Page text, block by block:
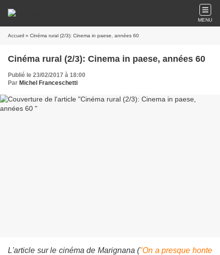
MENU
Accueil » Cinéma rural (2/3): Cinema in paese, années 60
Cinéma rural (2/3): Cinema in paese, années 60
Publié le 23/02/2017 à 18:00
Par Michel Franceschetti
L'article sur le cinéma de Marignana ("On a presque honte